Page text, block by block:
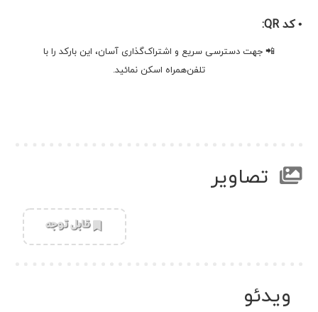
• کد QR:
📲 جهت دسترسی سریع و اشتراک‌گذاری آسان، این بارکد را با
تلفن‌همراه اسکن نمائید.
تصاویر
‌قابل توجه
ویدئو